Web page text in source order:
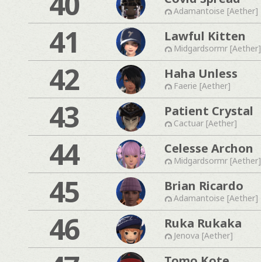
Adamantoise [Aether]
41 Lawful Kitten
Midgardsormr [Aether]
42 Haha Unless
Faerie [Aether]
43 Patient Crystal
Cactuar [Aether]
44 Celesse Archon
Midgardsormr [Aether]
45 Brian Ricardo
Adamantoise [Aether]
46 Ruka Rukaka
Jenova [Aether]